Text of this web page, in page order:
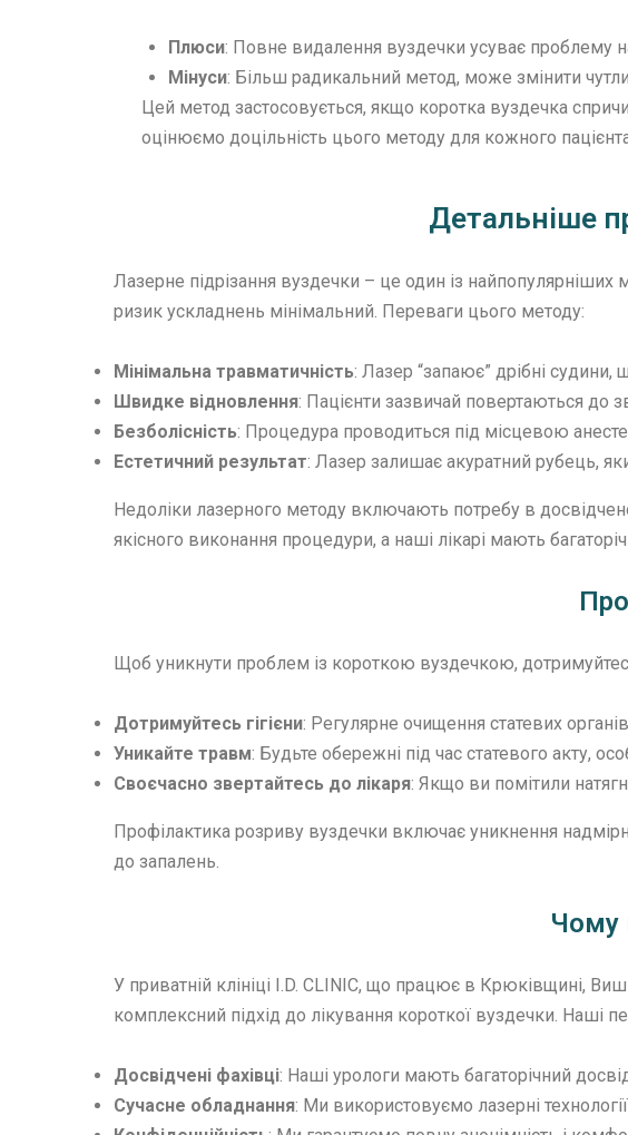
Плюси: Повне видалення вуздечки усуває проблему
Мінуси: Більш радикальний метод, може змінити
Цей метод застосовується, якщо коротка вуздечка
оцінюємо доцільність цього методу для кожного
Детальніше
Лазерне підрізання вуздечки – це один із найпопулярніших
ризик ускладнень мінімальний. Переваги цього методу:
Мінімальна травматичність: Лазер “запаює” дрібні
Швидке відновлення: Пацієнти зазвичай повертаються до
Безболісність: Процедура проводиться під місцевою
Естетичний результат: Лазер залишає акуратний рубець,
Недоліки лазерного методу включають потребу в
якісного виконання процедури, а наші лікарі мають
Щоб уникнути проблем із короткою вуздечкою,
Дотримуйтесь гігієни: Регулярне очищення статевих
Уникайте травм: Будьте обережні під час статевого акту,
Своєчасно звертайтесь до лікаря: Якщо ви помітили
Профілактика розриву вуздечки включає уникнення
до запалень.
Чому
У приватній клініці I.D. CLINIC, що працює в Крюківщині,
комплексний підхід до лікування короткої вуздечки. Наші
Досвідчені фахівці: Наші урологи мають багаторічний
Сучасне обладнання: Ми використовуємо лазерні